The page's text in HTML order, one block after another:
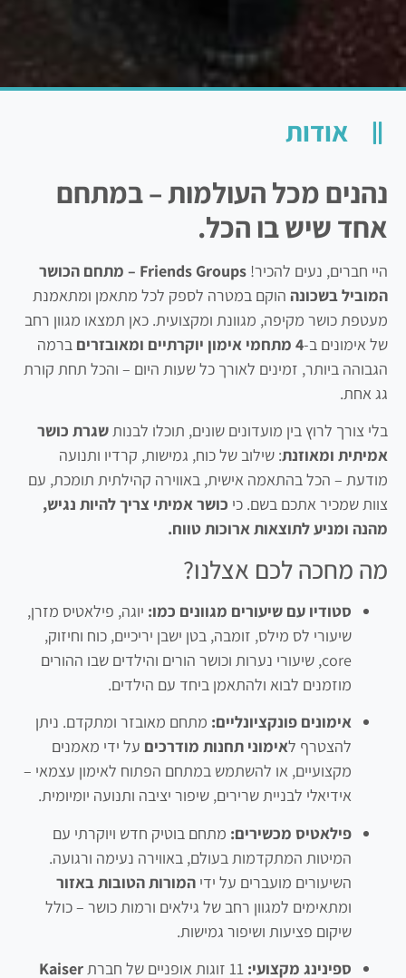
אודות
נהנים מכל העולמות – במתחם
אחד שיש בו הכל.
היי חברים, נעים להכיר!
Friends Groups – מתחם הכושר
המוביל בשכונה הוקם במטרה לספק לכל מתאמן ומתאמנת
מעטפת כושר מקיפה, מגוונת ומקצועית. כאן תמצאו מגוון רחב
של אימונים ב-4 מתחמי אימון יוקרתיים ומאובזרים
ברמה
הגבוהה ביותר, זמינים לאורך כל שעות היום – והכל תחת קורת
גג אחת.
בלי צורך לרוץ בין מועדונים שונים, תוכלו לבנותשגרת כושר
אמיתית ומאוזנת: שילוב של כוח, גמישות, קרדיו ותנועה
מודעת – הכל בהתאמה אישית, באווירה קהילתית תומכת, עם
צוות שמכיר אתכם בשם. כי כושר אמיתי צריך להיות נגיש,
מהנה ומניע לתוצאות ארוכות טווח.
מה מחכה לכם אצלנו?
סטודיו עם שיעורים מגוונים כמו: יוגה, פילאטיס מזרן,
שיעורי לס מילס, זומבה, בטן ישבן יריכיים, כוח וחיזוק,
core, שיעורי נערות וכושר הורים והילדים שבו ההורים
מוזמנים לבוא ולהתאמן ביחד עם הילדים.
אימונים פונקציונליים: מתחם מאובזר ומתקדם. ניתן
להצטרף לאימוני תחנות מודרכים על ידי מאמנים
מקצועיים, או להשתמש במתחם הפתוח לאימון עצמאי –
אידיאלי לבניית שרירים, שיפור יציבה ותנועה יומיומית.
פילאטיס מכשירים: מתחם בוטיק חדש ויוקרתי עם
המיטות המתקדמות בעולם, באווירה נעימה ורגועה.
השיעורים מועברים על ידי המורות הטובות באזור
ומתאימים למגוון רחב של גילאים ורמות כושר – כולל
שיקום פציעות ושיפור גמישות.
ספינינג מקצועי:
Kaiser